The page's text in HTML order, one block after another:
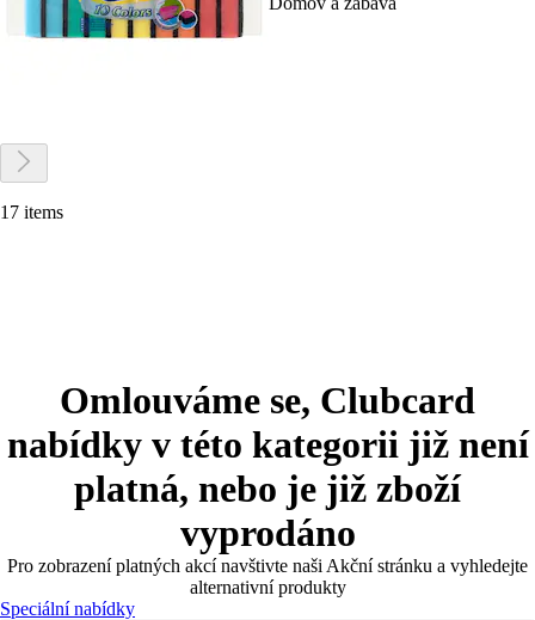
17 items
Omlouváme se, Clubcard
nabídky v této kategorii již není
platná, nebo je již zboží
vyprodáno
Pro zobrazení platných akcí navštivte naši Akční stránku a vyhledejte
alternativní produkty
Speciální nabídky